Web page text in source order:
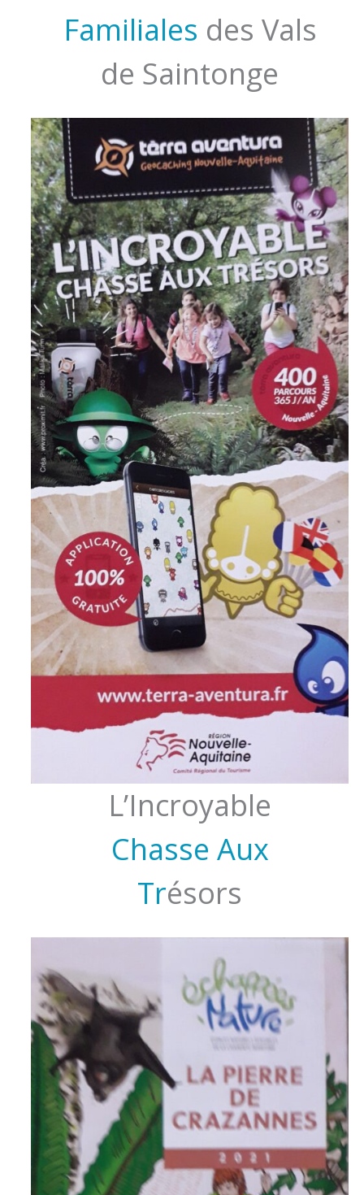
Familiales des Vals
de Saintonge
L’Incroyable
Chasse Aux
Trésors